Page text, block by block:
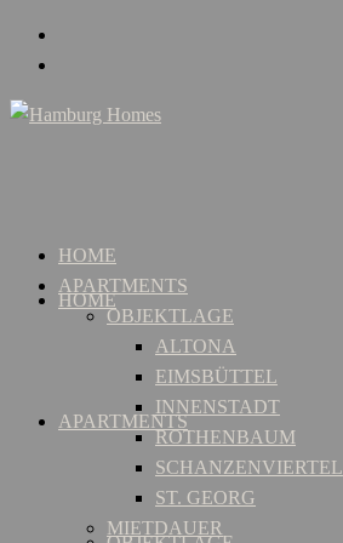
HOME
APARTMENTS
HOME
APARTMENTS
OBJEKTLAGE
ALTONA
EIMSBÜTTEL
INNENSTADT
ROTHENBAUM
SCHANZENVIERTEL
ST. GEORG
MIETDAUER